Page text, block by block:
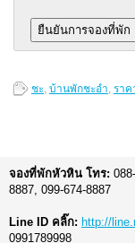
ชะ, บ้านพักชะอำ, ราค
จองที่พักหัวหิน โทร:
8887, 099-674-8887
Line ID คลิ๊ก: http://
0991789998